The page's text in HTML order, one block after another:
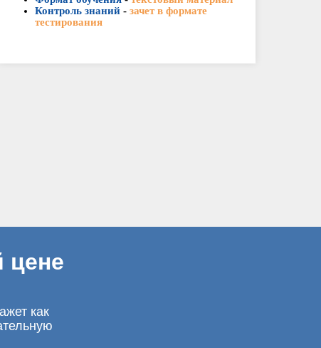
Контроль знаний- зачет в формате
тестирования
цене
как